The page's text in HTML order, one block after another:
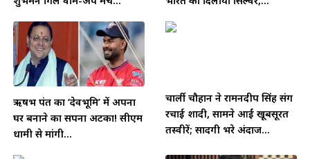
ऋषभ पंत का ‘देवभूमि’ में अपना
घर बनाने का सपना अटका! सीएम
धामी से मांगी...
चार्ली चौहान ने रामनदीप सिंह संग
रचाई शादी, सामने आईं खूबसूरत
तस्वीरें; सादगी भरे अंदाज...